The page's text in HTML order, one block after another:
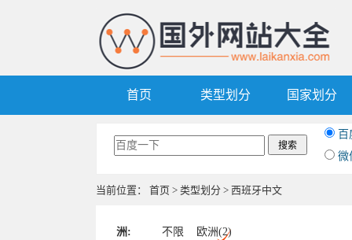
首页 类型划分 国家划分
百
微
当前位置： 首页 > 类型划分 > 西班牙中文
洲: 不限 欧洲(2)